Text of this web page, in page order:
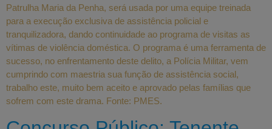
Patrulha Maria da Penha, será usada por uma equipe treinada
para a execução exclusiva de assistência policial e
tranquilizadora, dando continuidade ao programa de visitas as
vítimas de violência doméstica. O programa é uma ferramenta de
sucesso, no enfrentamento deste delito, a Polícia Militar, vem
cumprindo com maestria sua função de assistência social,
trabalho este, muito bem aceito e aprovado pelas famílias que
sofrem com este drama. Fonte: PMES.